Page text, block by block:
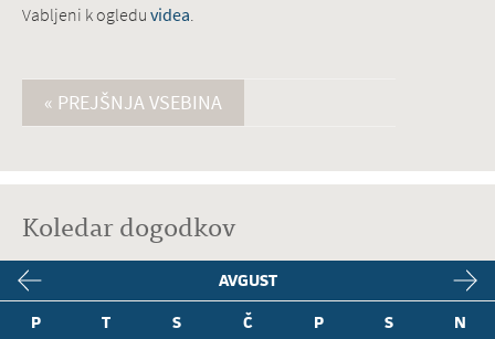
Vabljeni k ogleduvidea.
« PREJŠNJA VSEBINA
Koledar dogodkov
AVGUST
P
T S Č P S N